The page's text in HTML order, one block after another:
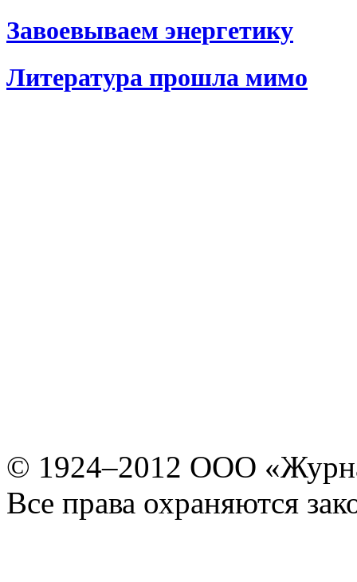
Завоевываем энергетику
Литература прошла мимо
© 1924–2012 ООО
Все права охраняются